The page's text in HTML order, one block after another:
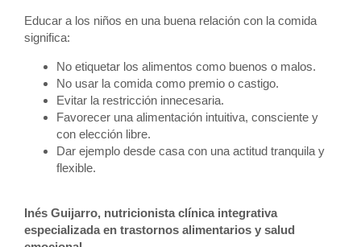
Educar a los niños en una buena relación con la comida
significa:
No etiquetar los alimentos como buenos o malos.
No usar la comida como premio o castigo.
Evitar la restricción innecesaria.
Favorecer una alimentación intuitiva, consciente y
con elección libre.
Dar ejemplo desde casa con una actitud tranquila y
flexible.
Inés Guijarro, nutricionista clínica integrativa
especializada en trastornos alimentarios y salud